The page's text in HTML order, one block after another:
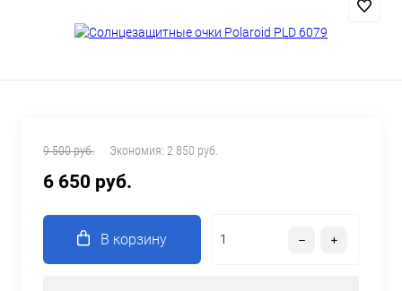
9 500 руб. Экономия: 2 850 руб.
6 650 руб.
В корзину